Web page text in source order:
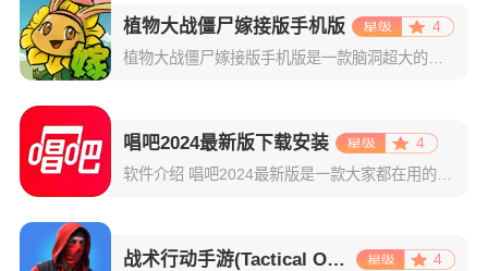
植物大战僵尸嫁接版手机版
4
唱吧2024最新版下载安装
4
战术行动手游(Tactical OPS)
4